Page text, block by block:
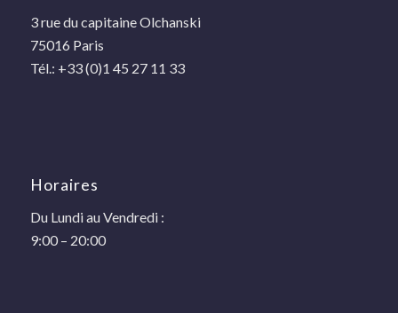
3 rue du capitaine Olchanski
75016 Paris
Tél.: +33 (0)1 45 27 11 33
Horaires
Du Lundi au Vendredi :
9:00 – 20:00